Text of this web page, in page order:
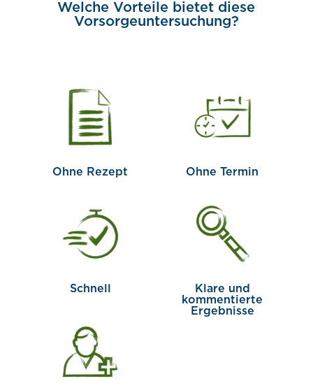
Welche Vorteile bietet diese
Vorsorgeuntersuchung?
Ohne Rezept Ohne Termin
Schnell
Klare und
kommentierte
Ergebnisse